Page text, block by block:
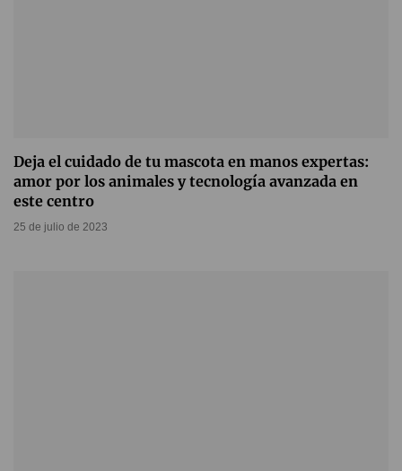
Deja el cuidado de tu mascota en manos expertas:
amor por los animales y tecnología avanzada en
este centro
25 de julio de 2023